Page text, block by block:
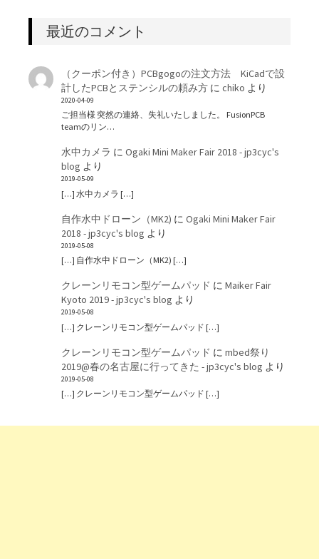
最近のコメント
（クーポン付き）PCBgogoの注文方法 KiCadで設
計したPCBとステンシルの頼み方に chiko より
2020-04-09
ご担当様 突然の連絡、失礼いたしました。 FusionPCB
teamのリン…
水中カメラ に Ogaki Mini Maker Fair 2018 - jp3cyc's
blog より
2019-05-09
[…] 水中カメラ […]
自作水中ドローン（MK2) に Ogaki Mini Maker Fair
2018 - jp3cyc's blog より
2019-05-08
[…] 自作水中ドローン（MK2) […]
クレーンリモコン型ゲームパッド に Maiker Fair
Kyoto 2019 - jp3cyc's blog より
2019-05-08
[…] クレーンリモコン型ゲームパッド […]
クレーンリモコン型ゲームパッド に mbed祭り
2019@春の名古屋に行ってきた - jp3cyc's blog より
2019-05-08
[…] クレーンリモコン型ゲームパッド […]